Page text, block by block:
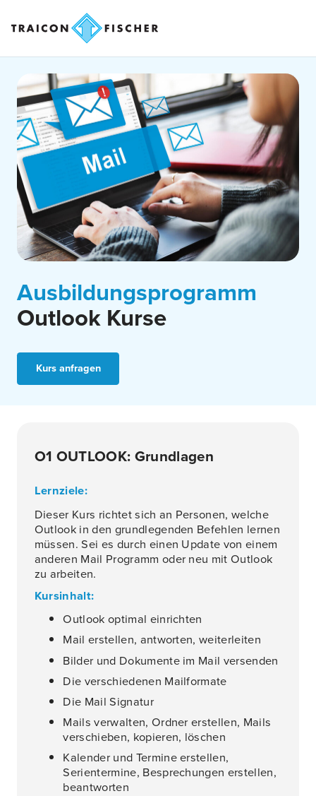
Ausbildungsprogramm
Outlook Kurse
Kurs anfragen
O1 OUTLOOK: Grundlagen
Lernziele:
Dieser Kurs richtet sich an Personen, welche
Outlook in den grundlegenden Befehlen lernen
müssen. Sei es durch einen Update von einem
anderen Mail Programm oder neu mit Outlook
zu arbeiten.
Kursinhalt:
Outlook optimal einrichten
Mail erstellen, antworten, weiterleiten
Bilder und Dokumente im Mail versenden
Die verschiedenen Mailformate
Die Mail Signatur
Mails verwalten, Ordner erstellen, Mails
verschieben, kopieren, löschen
Kalender und Termine erstellen,
Serientermine, Besprechungen erstellen,
beantworten